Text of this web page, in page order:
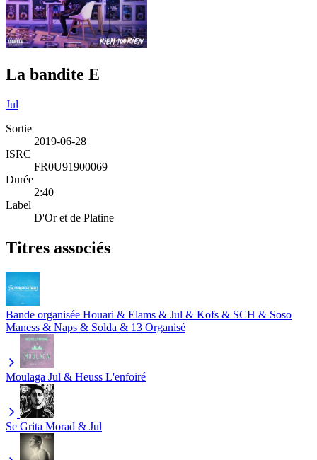
La bandite E
Jul
Sortie
2019-06-28
ISRC
FR0U91900069
Durée
2:40
Label
D'Or et de Platine
Titres associés
Bande organisée Houari & Elams & Jul & Kofs & SCH & Soso
Maness & Naps & Solda & 13 Organisé
Moulaga Jul & Heuss L'enfoiré
Se Grita Morad & Jul